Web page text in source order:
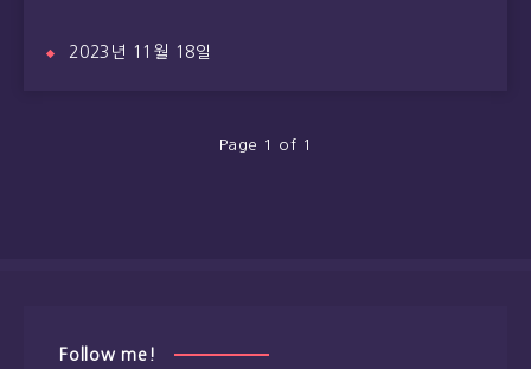
2023년 11월 18일
Page 1 of 1
Follow me!